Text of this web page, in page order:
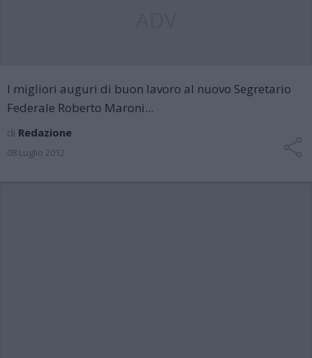
I migliori auguri di buon lavoro al nuovo Segretario
Federale Roberto Maroni...
di Redazione
08 Luglio 2012